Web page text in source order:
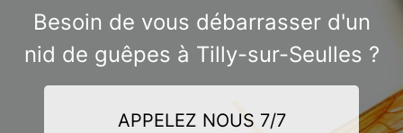
Besoin de vous débarrasser d'un
nid de guêpes à Tilly-sur-Seulles ?
APPELEZ NOUS 7/7